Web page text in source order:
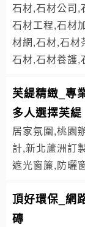
石材,石材公司,
石材工程,石材
材網,石材,石材
石材,石材養護,
芙緹精緻_專
多人選擇芙緹
居家氛圍,桃園
計,新北蘆洲訂
遮光窗簾,防曬
頂好環保_網
磚